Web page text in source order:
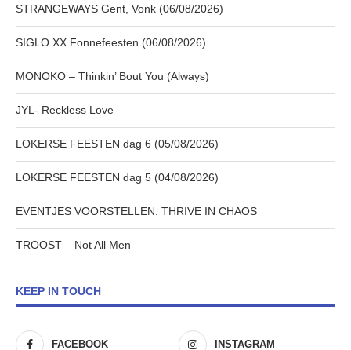
STRANGEWAYS Gent, Vonk (06/08/2026)
SIGLO XX Fonnefeesten (06/08/2026)
MONOKO – Thinkin’ Bout You (Always)
JYL- Reckless Love
LOKERSE FEESTEN dag 6 (05/08/2026)
LOKERSE FEESTEN dag 5 (04/08/2026)
EVENTJES VOORSTELLEN: THRIVE IN CHAOS
TROOST – Not All Men
KEEP IN TOUCH
FACEBOOK INSTAGRAM